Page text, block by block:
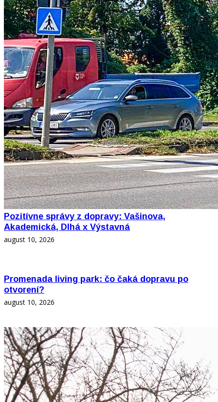
Pozitívne správy z dopravy: Vašinova,
Akademická, Dlhá x Výstavná
august 10, 2026
Promenada living park: čo čaká dopravu po
otvorení?
august 10, 2026